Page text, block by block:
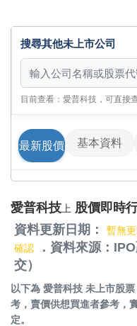
搜尋其他未上市公司
搜尋其他未上市公司
目前查看：愛普科技，可直接
最新股價 基本資料
愛普科技 上 股價即時
資料更新日期：
暫無
確認
．資料來源：
交）
以下為 愛普科技 未上市股票
考，賣價供想買進者參考，
定。